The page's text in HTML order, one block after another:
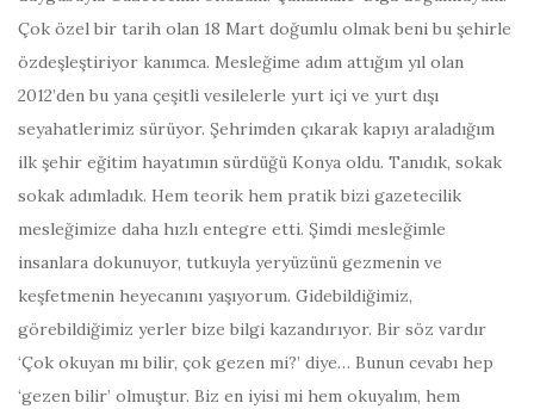
Çok özel bir tarih olan 18 Mart doğumlu olmak beni bu şehirle
özdeşleştiriyor kanımca. Mesleğime adım attığım yıl olan
2012’den bu yana çeşitli vesilelerle yurt içi ve yurt dışı
seyahatlerimiz sürüyor. Şehrimden çıkarak kapıyı araladığım
ilk şehir eğitim hayatımın sürdüğü Konya oldu. Tanıdık, sokak
sokak adımladık. Hem teorik hem pratik bizi gazetecilik
mesleğimize daha hızlı entegre etti. Şimdi mesleğimle
insanlara dokunuyor, tutkuyla yeryüzünü gezmenin ve
keşfetmenin heyecanını yaşıyorum. Gidebildiğimiz,
görebildiğimiz yerler bize bilgi kazandırıyor. Bir söz vardır
‘Çok okuyan mı bilir, çok gezen mi?’ diye… Bunun cevabı hep
‘gezen bilir’ olmuştur. Biz en iyisi mi hem okuyalım, hem